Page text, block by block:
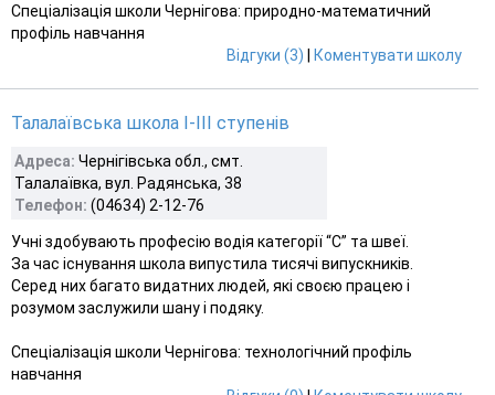
Спеціалізація школи Чернігова: природно-математичний
профіль навчання
Відгуки (3)
Коментувати школу
Талалаївська школа І-ІІІ ступенів
Адреса: Чернігівська обл., смт.
Талалаївка, вул. Радянська, 38
Телефон: (04634) 2-12-76
Учні здобувають професію водія категорії “С” та швеї.
За час існування школа випустила тисячі випускників.
Серед них багато видатних людей, які своєю працею і
розумом заслужили шану і подяку.
Спеціалізація школи Чернігова: технологічний профіль
навчання